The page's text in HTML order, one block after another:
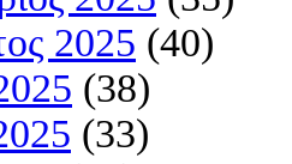
2025 (40)
(38)
(33)